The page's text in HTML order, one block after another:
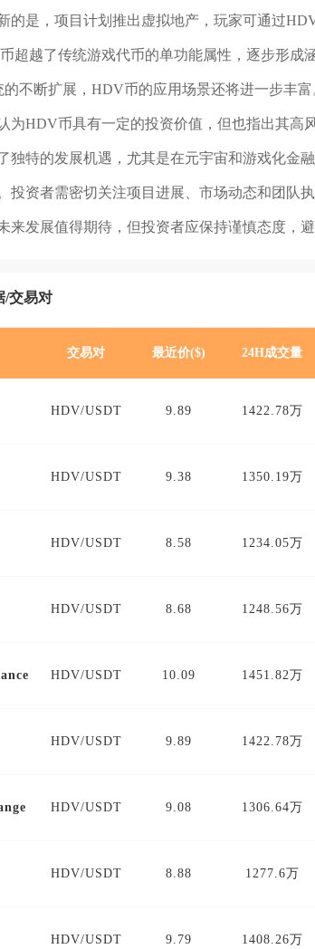
的是，项目计划推出虚拟地产，玩家可通过
超越了传统游戏代币的单功能属性，逐步形成
的不断扩展，HDV币的应用场景还将进一步丰富
为HDV币具有一定的投资价值，但也指出其高
独特的发展机遇，尤其是在元宇宙和游戏化金
投资者需密切关注项目进展、市场动态和团队
来发展值得期待，但投资者应保持谨慎态度，避
/交易对
交易对 最近价($) 24H成交量
HDV/USDT 9.89 1422.78万
HDV/USDT 9.38 1350.19万
HDV/USDT 8.58 1234.05万
HDV/USDT 8.68 1248.56万
HDV/USDT 10.09 1451.82万
HDV/USDT 9.89 1422.78万
HDV/USDT 9.08 1306.64万
HDV/USDT 8.88 1277.6万
HDV/USDT 9.79 1408.26万